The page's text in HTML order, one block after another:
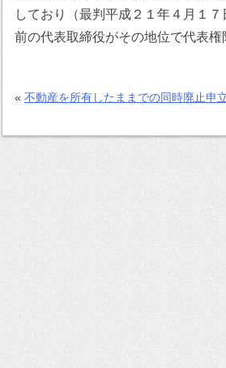
しており（最判平成２１年４月１
前の代表取締役がその地位で代表権
« 不動産を所有したままでの同時廃止申